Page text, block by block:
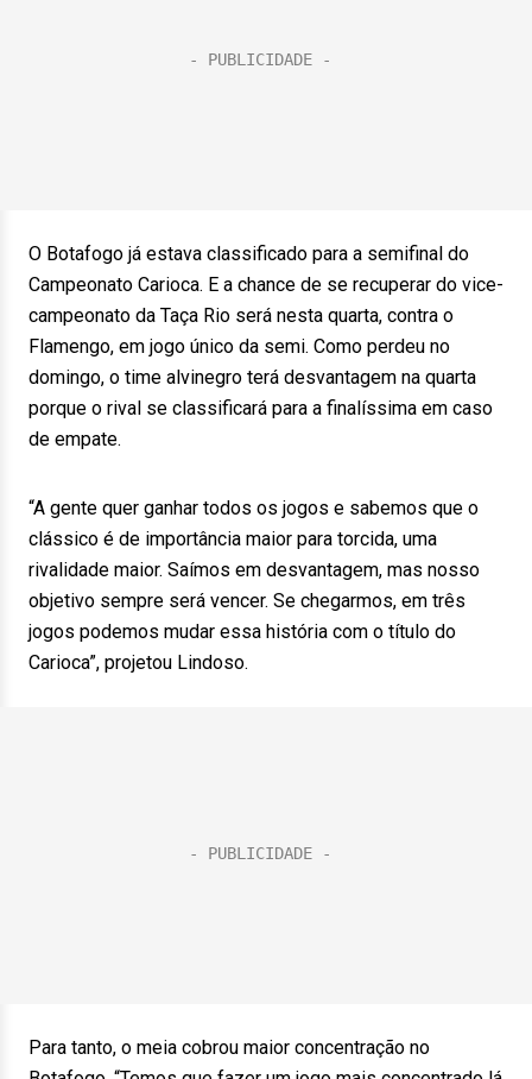
O Botafogo já estava classificado para a semifinal do
Campeonato Carioca. E a chance de se recuperar do vice-
campeonato da Taça Rio será nesta quarta, contra o
Flamengo, em jogo único da semi. Como perdeu no
domingo, o time alvinegro terá desvantagem na quarta
porque o rival se classificará para a finalíssima em caso
de empate.
“A gente quer ganhar todos os jogos e sabemos que o
clássico é de importância maior para torcida, uma
rivalidade maior. Saímos em desvantagem, mas nosso
objetivo sempre será vencer. Se chegarmos, em três
jogos podemos mudar essa história com o título do
Carioca”, projetou Lindoso.
Para tanto, o meia cobrou maior concentração no